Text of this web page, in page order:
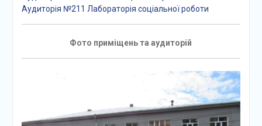
освітніх трансформацій»
Аудиторія №211 Лабораторія соціальної роботи
Фото приміщень та аудиторій